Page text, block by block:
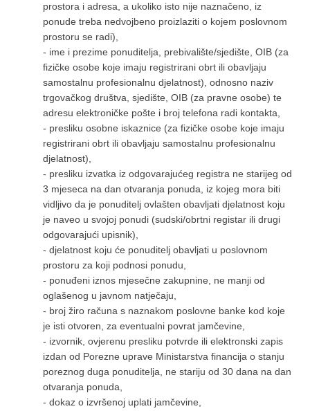
prostora i adresa, a ukoliko isto nije naznačeno, iz
ponude treba nedvojbeno proizlaziti o kojem poslovnom
prostoru se radi),
- ime i prezime ponuditelja, prebivalište/sjedište, OIB (za
fizičke osobe koje imaju registrirani obrt ili obavljaju
samostalnu profesionalnu djelatnost), odnosno naziv
trgovačkog društva, sjedište, OIB (za pravne osobe) te
adresu elektroničke pošte i broj telefona radi kontakta,
- presliku osobne iskaznice (za fizičke osobe koje imaju
registrirani obrt ili obavljaju samostalnu profesionalnu
djelatnost),
- presliku izvatka iz odgovarajućeg registra ne starijeg od
3 mjeseca na dan otvaranja ponuda, iz kojeg mora biti
vidljivo da je ponuditelj ovlašten obavljati djelatnost koju
je naveo u svojoj ponudi (sudski/obrtni registar ili drugi
odgovarajući upisnik),
- djelatnost koju će ponuditelj obavljati u poslovnom
prostoru za koji podnosi ponudu,
- ponuđeni iznos mjesečne zakupnine, ne manji od
oglašenog u javnom natječaju,
- broj žiro računa s naznakom poslovne banke kod koje
je isti otvoren, za eventualni povrat jamčevine,
- izvornik, ovjerenu presliku potvrde ili elektronski zapis
izdan od Porezne uprave Ministarstva financija o stanju
poreznog duga ponuditelja, ne stariju od 30 dana na dan
otvaranja ponuda,
- dokaz o izvršenoj uplati jamčevine,